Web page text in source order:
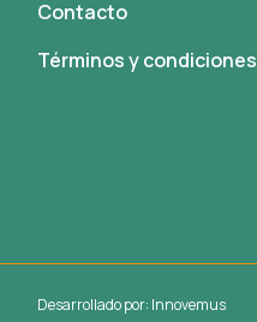
Contacto
Términos y condiciones
Desarrollado por: Innovemus